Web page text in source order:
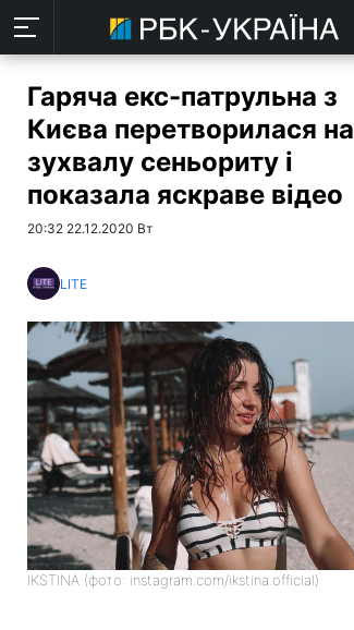
Гаряча екс-патрульна з
Києва перетворилася на
зухвалу сеньориту і
показала яскраве відео
20:32 22.12.2020 Вт
LITE
IKSTINA (фото: instagram.com/ikstina.official)